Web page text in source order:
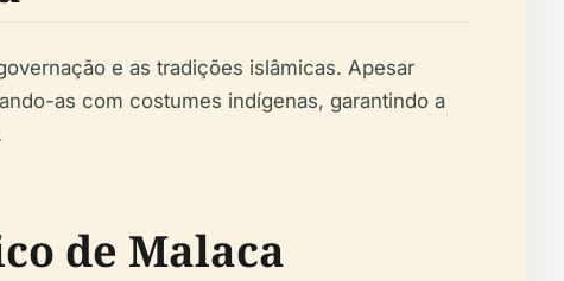
e as tradições islâmicas. Apesar
as com costumes indígenas, garantindo a
de Malaca